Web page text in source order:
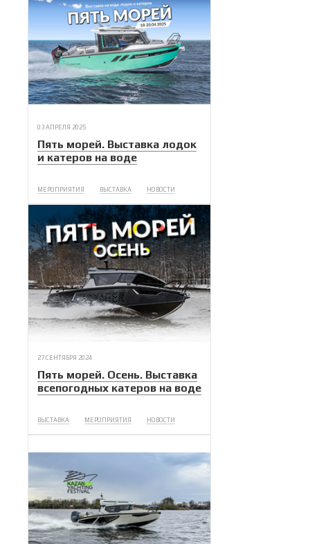
03 АПРЕЛЯ 2025
Пять морей. Выставка лодок
и катеров на воде
МЕРОПРИЯТИЯ ВЫСТАВКА НОВОСТИ
27 СЕНТЯБРЯ 2024
Пять морей. Осень. Выставка
всепогодных катеров на воде
ВЫСТАВКА МЕРОПРИЯТИЯ НОВОСТИ